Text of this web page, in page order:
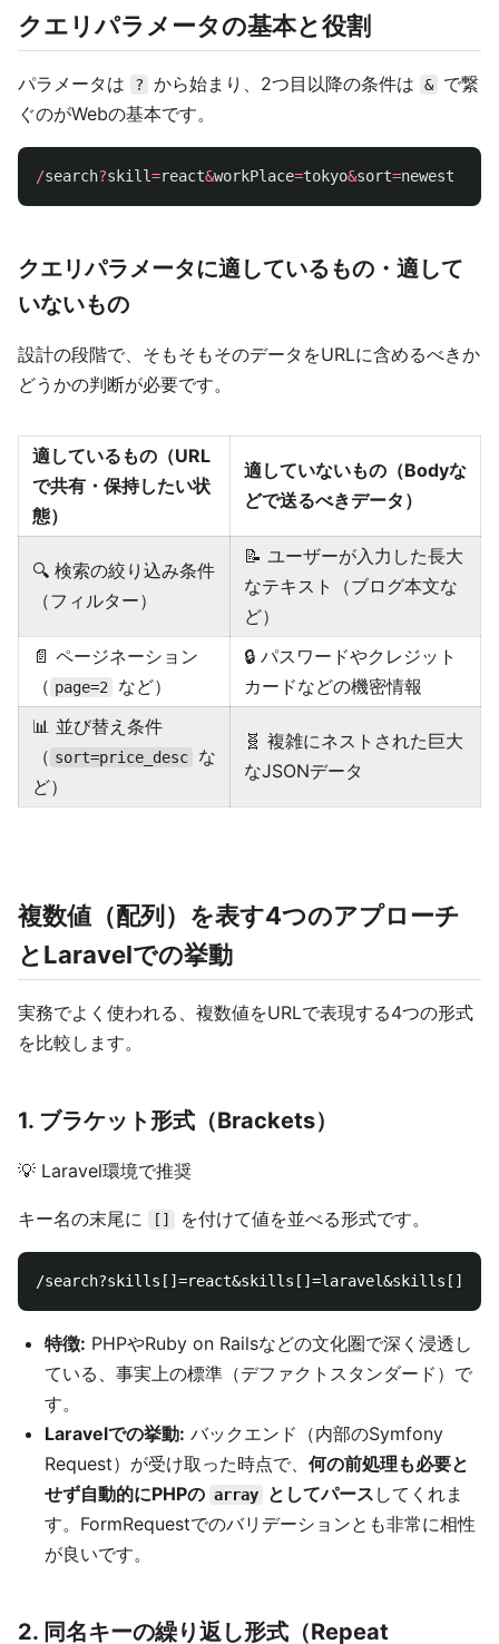
クエリパラメータの基本と役割
パラメータは ? から始まり、2つ目以降の条件は &
で繋
ぐのがWebの基本です。
/search?skill=react&workPlace=tokyo&sort=newest
クエリパラメータに適しているもの・適して
いないもの
設計の段階で、そもそもそのデータをURLに含めるべきか
どうかの判断が必要です。
適しているもの（URL
で共有・保持したい状
態）
適していないもの（Bodyな
どで送るべきデータ）
🔍 検索の絞り込み条件
（フィルター）
📝 ユーザーが入力した長大
なテキスト（ブログ本文な
ど）
📄 ページネーション
（ page=2 など）
🔒 パスワードやクレジット
カードなどの機密情報
📊 並び替え条件
（ sort=price_desc
な
ど）
🧬 複雑にネストされた巨大
なJSONデータ
複数値（配列）を表す4つのアプローチ
とLaravelでの挙動
実務でよく使われる、複数値をURLで表現する4つの形式
を比較します。
1. ブラケット形式（Brackets）
💡 Laravel環境で推奨
キー名の末尾に [] を付けて値を並べる形式です。
特徴: PHPやRuby on Railsなどの文化圏で深く浸透し
ている、事実上の標準（デファクトスタンダード）で
す。
Laravelでの挙動: バックエンド（内部のSymfony
Request）が受け取った時点で、 何の前処理も必要と
せず自動的にPHPの array としてパース してくれま
す。FormRequestでのバリデーションとも非常に相性
が良いです。
2. 同名キーの繰り返し形式（Repeat